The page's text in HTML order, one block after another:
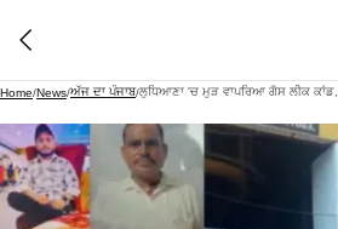
Home/News/ਅੱਜ ਦਾ ਪੰਜਾਬ/ਲੁਧਿਆਣਾ 'ਚ ਮੁੜ ਵਾਪਰਿਆ ਗੈਸ ਲੀਕ